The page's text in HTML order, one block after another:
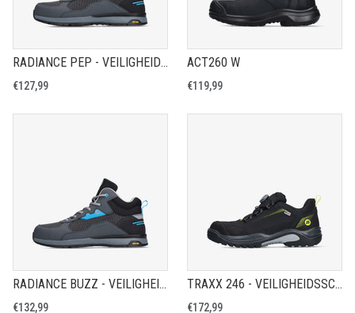
RADIANCE PEP - VEILIGHEIDSSCHOEN S3S
€127,99
ACT260 W
€119,99
RADIANCE BUZZ - VEILIGHEIDSSCHOEN S3S
€132,99
TRAXX 246 - VEILIGHEIDSSCHOEN S7S
€172,99